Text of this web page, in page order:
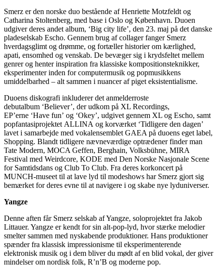
Smerz er den norske duo bestående af Henriette Motzfeldt og
Catharina Stoltenberg, med base i Oslo og København. Duoen
udgiver deres andet album, ‘Big city life’, den 23. maj på det danske
pladeselskab Escho. Gennem brug af collager fanger Smerz
hverdagsglimt og drømme, og fortæller historier om kærlighed,
apati, ensomhed og venskab. De bevæger sig i krydsfeltet mellem
genrer og henter inspiration fra klassiske kompositionsteknikker,
eksperimenter inden for computermusik og popmusikkens
umiddelbarhed – alt sammen i nuancer af piget eksistentialisme.
Duoens diskografi inkluderer det anmelderroste
debutalbum ‘Believer’, der udkom på XL Recordings,
EP’erne ‘Have fun’ og ‘Okey’, udgivet gennem XL og Escho, samt
popfantasiprojektet ALLINA og korværket ‘Tidligere den dagen’
lavet i samarbejde med vokalensemblet GAEA på duoens eget label,
Shopping. Blandt tidligere nævneværdige optrædener finder man
Tate Modern, MOCA Geffen, Berghain, Volksbühne, MIRA
Festival med Weirdcore, KODE med Den Norske Nasjonale Scene
for Samtidsdans og Club To Club. Fra deres korkoncert på
MUNCH-museet til at lave lyd til modeshows har Smerz gjort sig
bemærket for deres evne til at navigere i og skabe nye lyduniverser.
Yangze
Denne aften får Smerz selskab afYangze, soloprojektet fra Jakob
Littauer. Yangze er kendt for sin alt-pop-lyd, hvor stærke melodier
smelter sammen med nyskabende produktioner. Hans produktioner
spænder fra klassisk impressionisme til eksperimenterende
elektronisk musik og i dem bliver du mødt af en blid vokal, der giver
mindelser om nordisk folk, R’n’B og moderne pop.